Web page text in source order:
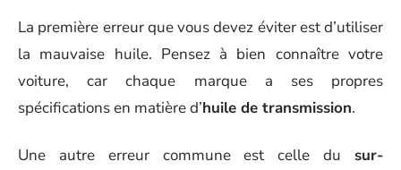
La première erreur que vous devez éviter est d’utiliser
la mauvaise huile. Pensez à bien connaître votre
voiture, car chaque marque a ses propres
spécifications en matière d’huile de transmission.
Une autre erreur commune est celle du sur-